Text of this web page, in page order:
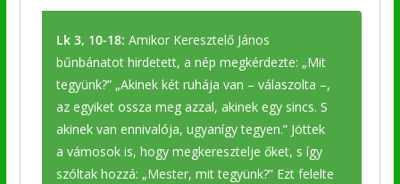
Lk 3, 10-18: Amikor Keresztelő János
bűnbánatot hirdetett, a nép megkérdezte: „Mit
tegyünk?” „Akinek két ruhája van – válaszolta –,
az egyiket ossza meg azzal, akinek egy sincs. S
akinek van ennivalója, ugyanígy tegyen.” Jöttek
a vámosok is, hogy megkeresztelje őket, s így
szóltak hozzá: „Mester, mit tegyünk?” Ezt felelte